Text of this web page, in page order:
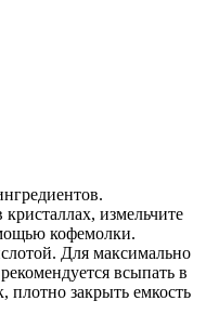
измельчите
кофемолки.
Для максимально
всыпать в
закрыть емкость